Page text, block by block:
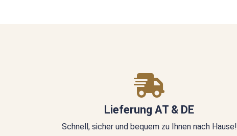
Lieferung AT & DE
Schnell, sicher und bequem zu Ihnen nach Hause!